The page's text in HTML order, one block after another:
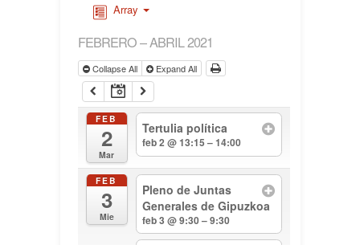
Array
FEBRERO – ABRIL 2021
Collapse All Expand All
FEB
2
Mar
Tertulia política
feb 2 @ 13:15 – 14:00
FEB
3
Mie
Pleno de Juntas
Generales de Gipuzkoa
feb 3 @ 9:30 – 9:30